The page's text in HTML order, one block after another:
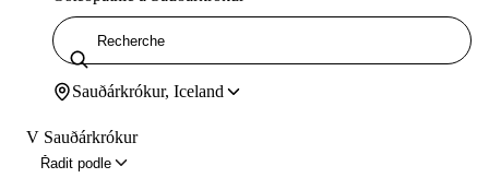
Sauðárkrókur, Iceland
V Sauðárkrókur
Řadit podle